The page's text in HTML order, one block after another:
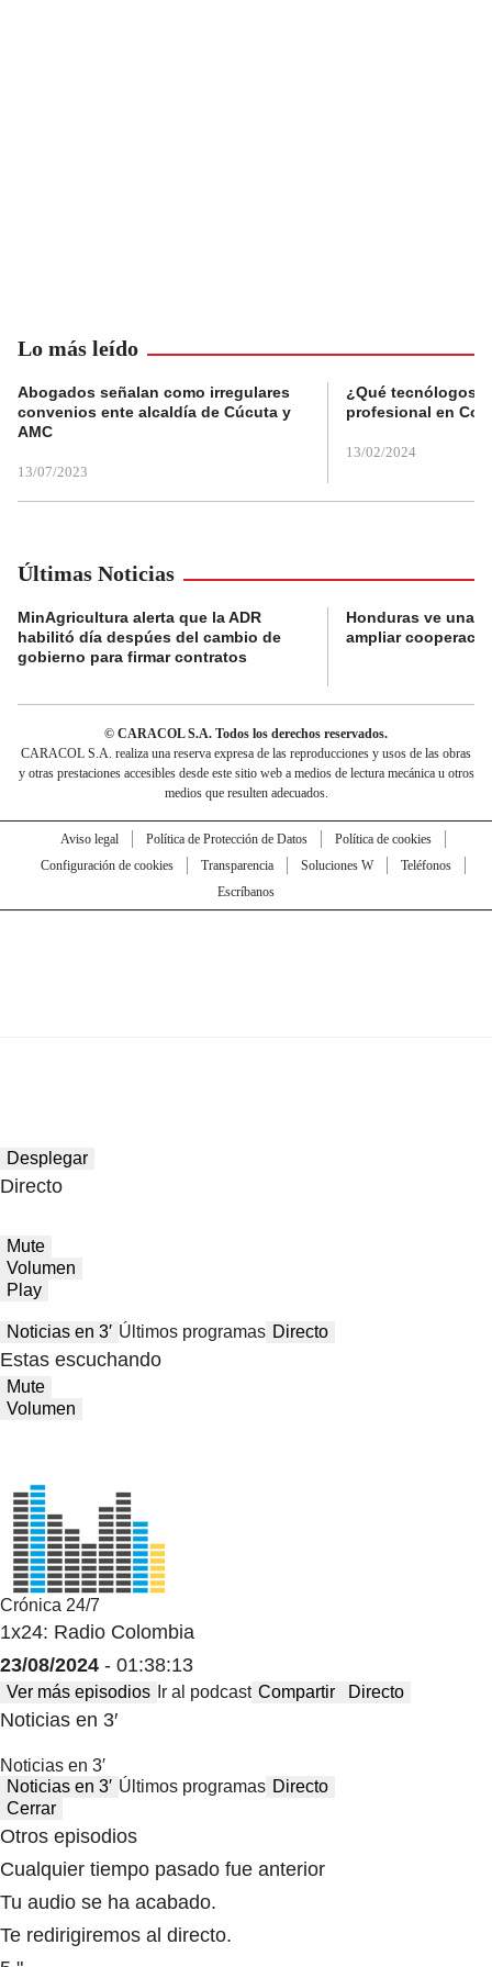
Lo más leído
Abogados señalan como irregulares
convenios ente alcaldía de Cúcuta y
AMC
13/07/2023
¿Qué tecnólogos
profesional en
13/02/2024
Últimas Noticias
MinAgricultura alerta que la ADR
habilitó día despúes del cambio de
gobierno para firmar contratos
Honduras ve una
ampliar
© CARACOL S.A. Todos los derechos reservados.
CARACOL S.A. realiza una reserva expresa de las reproducciones y usos de las obras
y otras prestaciones accesibles desde este sitio web a medios de lectura mecánica u otros
medios que resulten adecuados.
Aviso legal Política de Protección de Datos
Política de cookies
Configuración de cookies
Transparencia Soluciones W
Teléfonos
Escríbanos
Desplegar
Directo
Mute
Volumen
Play
Noticias en 3′ Últimos programas Directo
Estas escuchando
Mute
Volumen
Crónica 24/7
1x24: Radio Colombia
23/08/2024 - 01:38:13
Ver más episodios Ir al podcast Compartir Directo
Noticias en 3′
Noticias en 3′
Noticias en 3′ Últimos programas Directo
Cerrar
Otros episodios
Cualquier tiempo pasado fue anterior
Tu audio se ha acabado.
Te redirigiremos al directo.